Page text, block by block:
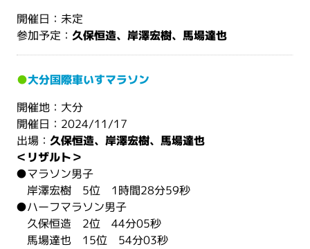
開催日：未定
参加予定： 久保恒造、岸澤宏樹、馬場達也
●大分国際車いすマラソン
開催地：大分
開催日：2024/11/17
出場： 久保恒造、岸澤宏樹、馬場達也
＜リザルト＞
●マラソン男子
岸澤宏樹 5位 1時間28分59秒
●ハーフマラソン男子
久保恒造 2位 44分05秒
馬場達也 15位 54分03秒